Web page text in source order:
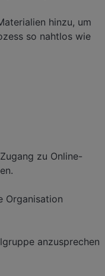
hinzu, um
so nahtlos wie
zu Online-
Organisation
anzusprechen